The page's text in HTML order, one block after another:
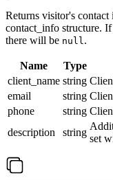
Returns visitor's contact
contact_info structure.
there will be null.
Name Type
client_name string
email
string
phone
string
description
string
set